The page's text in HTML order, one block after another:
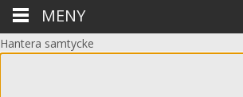
Hantera samtycke
MENY